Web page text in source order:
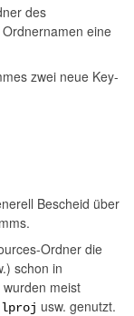
des
eine
zwei neue Key-
Bescheid über
Ordner die
schon in
meist
usw. genutzt.